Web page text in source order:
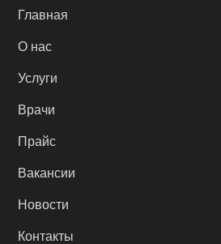
Главная
О нас
Услуги
Врачи
Прайс
Вакансии
Новости
Контакты